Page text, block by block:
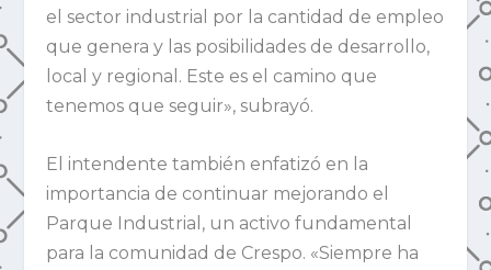
el sector industrial por la cantidad de empleo
que genera y las posibilidades de desarrollo,
local y regional. Este es el camino que
tenemos que seguir», subrayó.
El intendente también enfatizó en la
importancia de continuar mejorando el
Parque Industrial, un activo fundamental
para la comunidad de Crespo. «Siempre ha